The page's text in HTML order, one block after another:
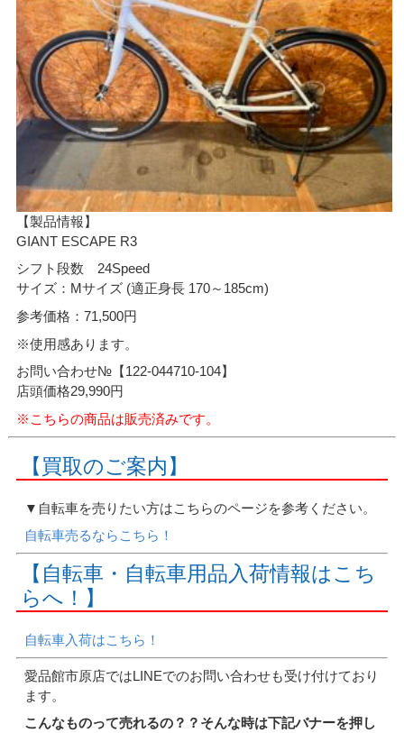
【製品情報】
GIANT ESCAPE R3
シフト段数 24Speed
サイズ：Mサイズ (適正身長 170～185cm)
参考価格：71,500円
※使用感あります。
お問い合わせ№【122-044710-104】
店頭価格29,990円
※こちらの商品は販売済みです。
【買取のご案内】
▼自転車を売りたい方はこちらのページを参考ください。
自転車売るならこちら！
【自転車・自転車用品入荷情報はこち
らへ！】
自転車入荷はこちら！
愛品館市原店ではLINEでのお問い合わせも受け付けており
ます。
こんなものって売れるの？？そんな時は下記バナーを押し